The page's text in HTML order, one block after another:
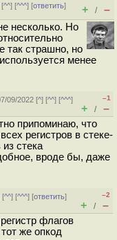
[^^] [^^^] [ответить]
+ / –
несколько. Но
так страшно, но
менее
09/2022 [^] [^^] [^^^]
–1
+ / –
припоминаю, что
регистров в стеке-
из стека
вроде бы, даже
[^^] [^^^] [ответить]
–2
+ / –
флагов
же опкод